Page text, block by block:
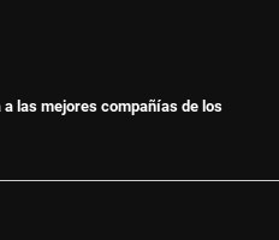
las mejores compañías de los